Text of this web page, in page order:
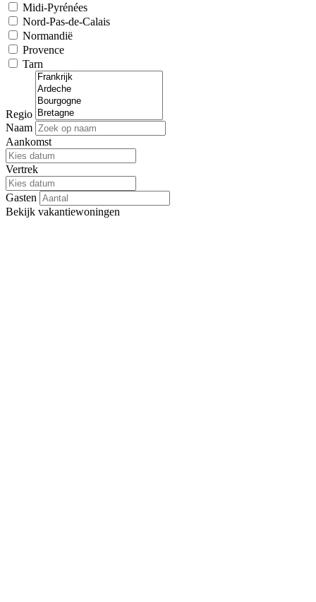
Midi-Pyrénées
Nord-Pas-de-Calais
Normandië
Provence
Tarn
Regio
Naam
Aankomst
Vertrek
Gasten
Bekijk vakantiewoningen